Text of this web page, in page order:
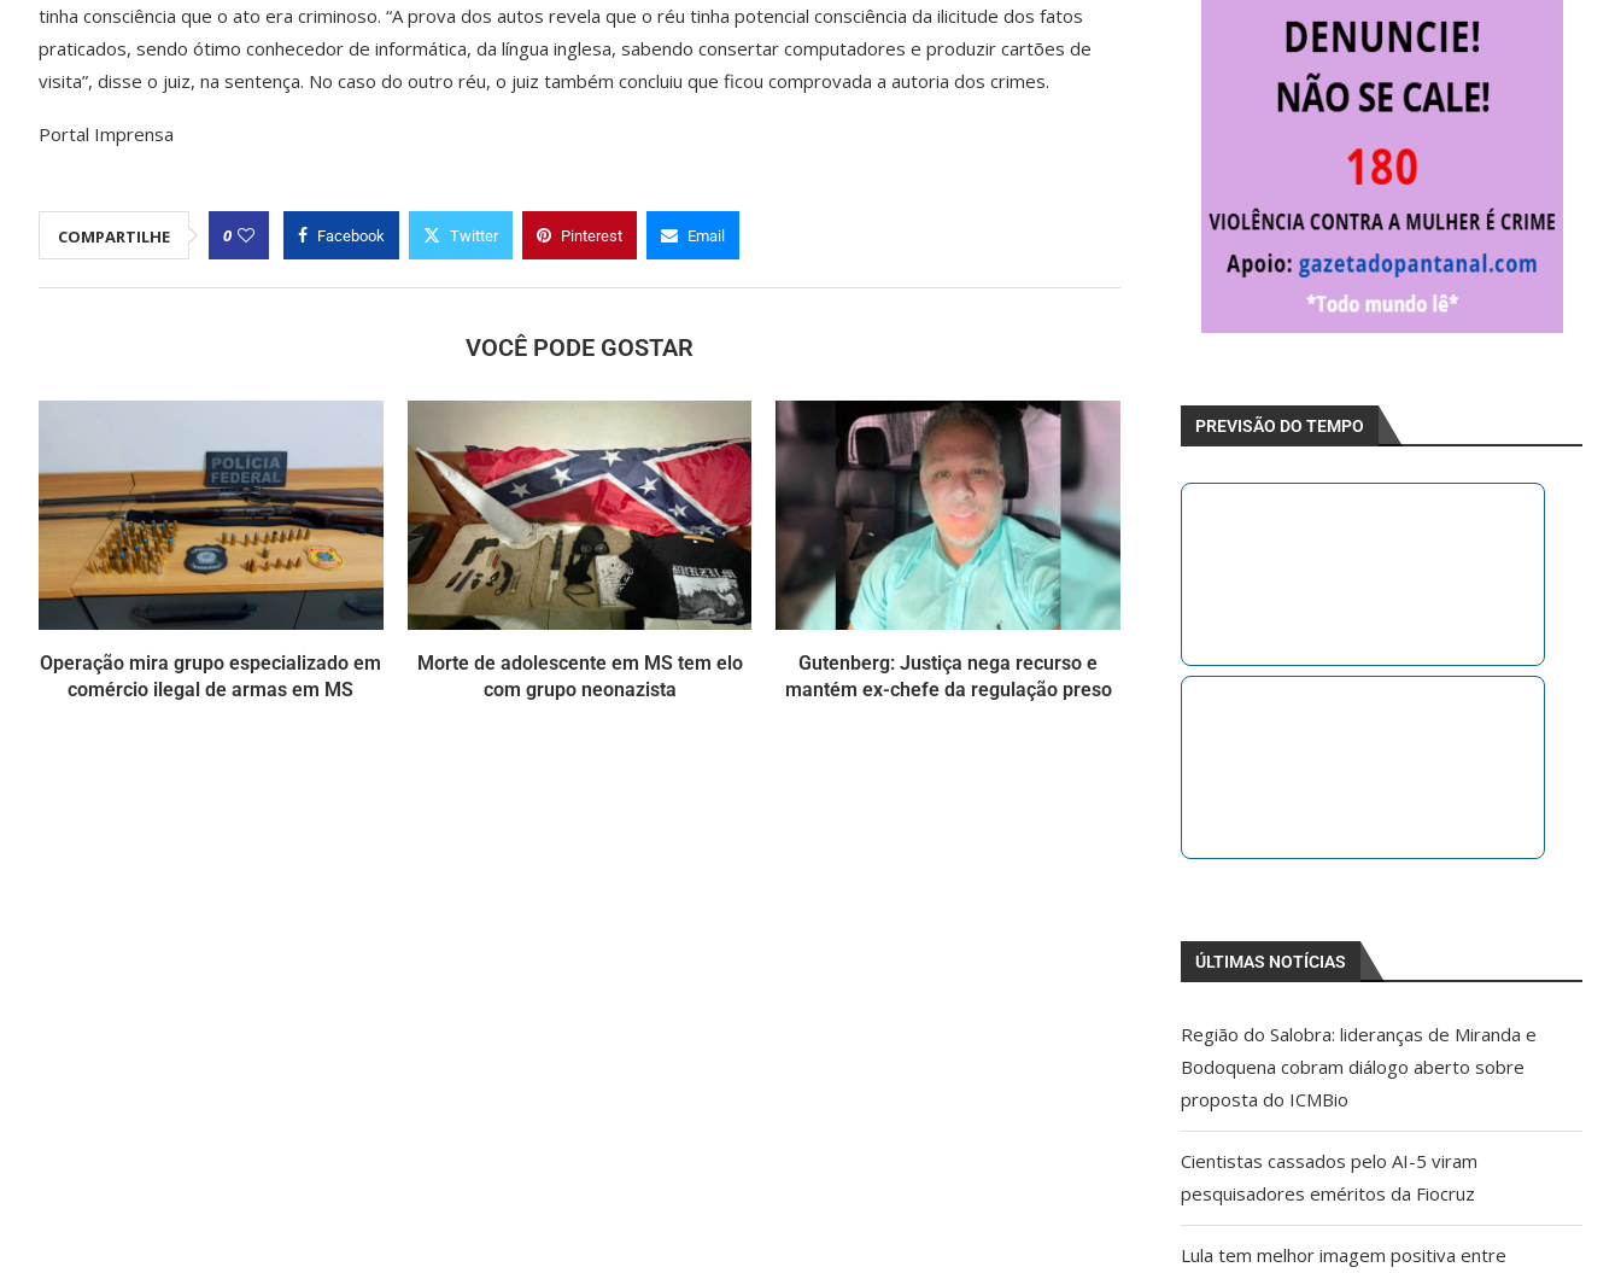
tinha consciência que o ato era criminoso. “A prova dos autos revela que o réu tinha potencial consciência da ilicitude dos fatos
praticados, sendo ótimo conhecedor de informática, da língua inglesa, sabendo consertar computadores e produzir cartões de
visita”, disse o juiz, na sentença. No caso do outro réu, o juiz também concluiu que ficou comprovada a autoria dos crimes.
Portal Imprensa
COMPARTILHE 0 Facebook Twitter Pinterest Email
VOCÊ PODE GOSTAR
Operação mira grupo especializado em
comércio ilegal de armas em MS
Morte de adolescente em MS tem elo
com grupo neonazista
Gutenberg: Justiça nega recurso e
mantém ex-chefe da regulação preso
PREVISÃO DO TEMPO
ÚLTIMAS NOTÍCIAS
Região do Salobra: lideranças de Miranda e
Bodoquena cobram diálogo aberto sobre
proposta do ICMBio
Cientistas cassados pelo AI-5 viram
pesquisadores eméritos da Fiocruz
Lula tem melhor imagem positiva entre